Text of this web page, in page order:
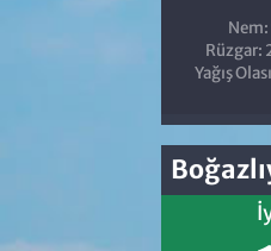
Rüzgar:
Yağış